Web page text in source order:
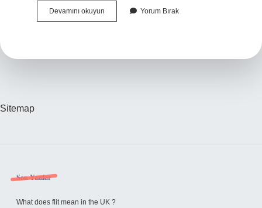
Devamını okuyun
Devlet
Yorum Bırak
Sitemap
Sidebar
Son Yazılar
What does flit mean in the UK ?